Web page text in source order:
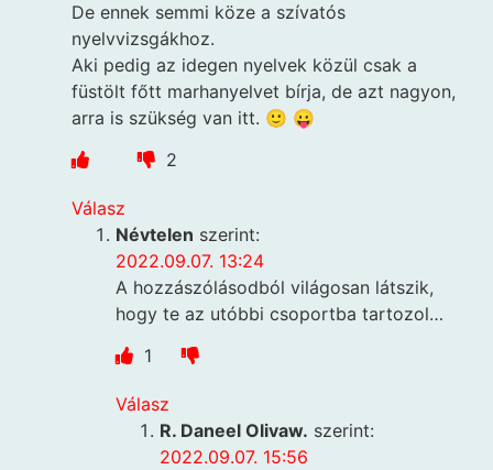
De ennek semmi köze a szívatós
nyelvvizsgákhoz.
Aki pedig az idegen nyelvek közül csak a
füstölt főtt marhanyelvet bírja, de azt nagyon,
arra is szükség van itt. 🙂 😛
2
Válasz
Névtelen szerint:
2022.09.07. 13:24
A hozzászólásodból világosan látszik,
hogy te az utóbbi csoportba tartozol…
1
Válasz
R. Daneel Olivaw. szerint:
2022.09.07. 15:56